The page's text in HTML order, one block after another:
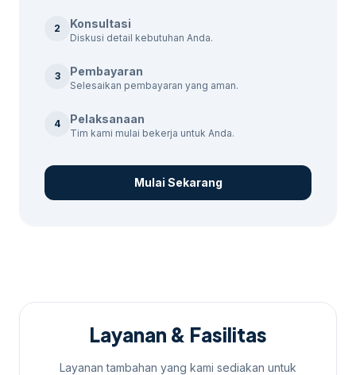
yang dirancang untuk memenuhi
kebutuhan spesifik bisnis Anda. Dengan
pengalaman dan pendekatan yang terbukti,
kami dapat dihubungi untuk Anda mencapai
internal,jasa influencer marketing Kendal
lain sebelum finalisasi kebutuhan.
2 Konsultasi
Diskusi detail kebutuhan Anda.
3 Pembayaran
Selesaikan pembayaran yang aman.
4 Pelaksanaan
Tim kami mulai bekerja untuk Anda.
Mulai Sekarang
Layanan & Fasilitas
Layanan tambahan yang kami sediakan untuk